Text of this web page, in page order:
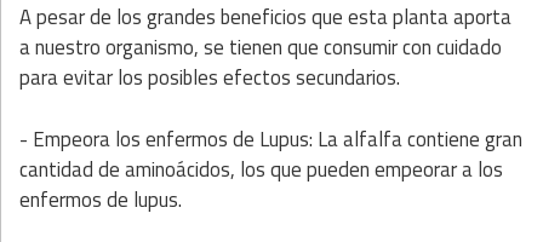
A pesar de los grandes beneficios que esta planta aporta
a nuestro organismo, se tienen que consumir con cuidado
para evitar los posibles efectos secundarios.
- Empeora los enfermos de Lupus: La alfalfa contiene gran
cantidad de aminoácidos, los que pueden empeorar a los
enfermos de lupus.